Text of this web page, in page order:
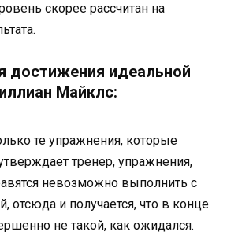
скорее рассчитан на
достижения идеальной
Майклс:
те упражнения, которые
тренер, упражнения,
невозможно выполнить с
отсюда и получается, что в конце
не такой, как ожидался.